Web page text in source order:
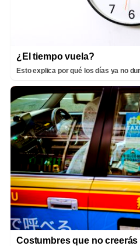
¿El tiempo vuela?
Esto explica por qué los días ya no
Costumbres que no creerás